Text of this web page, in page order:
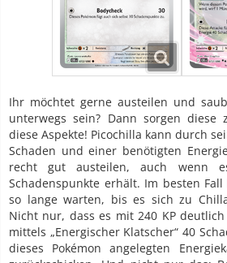
Ihr möchtet gerne austeilen und
unterwegs sein? Dann sorgen diese
diese Aspekte! Picochilla kann durch
Schaden und einer benötigten
recht gut austeilen, auch wenn
Schadenspunkte erhält. Im besten
so lange warten, bis es sich zu
Nicht nur, dass es mit 240 KP
mittels „Energischer Klatscher“ 40
dieses Pokémon angelegten